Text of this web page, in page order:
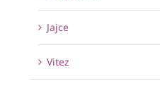
Jajce
Vitez